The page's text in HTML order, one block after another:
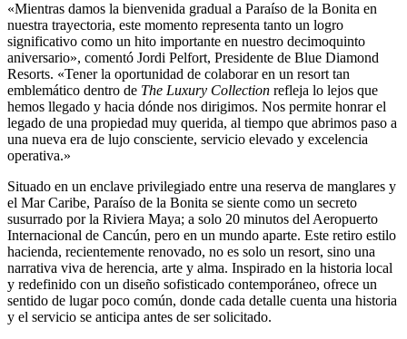
«Mientras damos la bienvenida gradual a Paraíso de la Bonita en
nuestra trayectoria, este momento representa tanto un logro
significativo como un hito importante en nuestro decimoquinto
aniversario», comentó Jordi Pelfort, Presidente de Blue Diamond
Resorts. «Tener la oportunidad de colaborar en un resort tan
emblemático dentro de The Luxury Collection refleja lo lejos que
hemos llegado y hacia dónde nos dirigimos. Nos permite honrar el
legado de una propiedad muy querida, al tiempo que abrimos paso a
una nueva era de lujo consciente, servicio elevado y excelencia
operativa.»
Situado en un enclave privilegiado entre una reserva de manglares y
el Mar Caribe, Paraíso de la Bonita se siente como un secreto
susurrado por la Riviera Maya; a solo 20 minutos del Aeropuerto
Internacional de Cancún, pero en un mundo aparte. Este retiro estilo
hacienda, recientemente renovado, no es solo un resort, sino una
narrativa viva de herencia, arte y alma. Inspirado en la historia local
y redefinido con un diseño sofisticado contemporáneo, ofrece un
sentido de lugar poco común, donde cada detalle cuenta una historia
y el servicio se anticipa antes de ser solicitado.